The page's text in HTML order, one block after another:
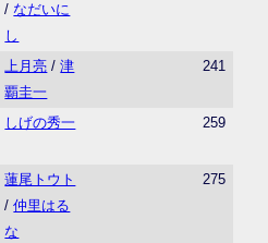
/ なだいに
し
上月亮 /津
覇圭一
241
しげの秀一 259
蓮尾トウト
/仲里はる
な
275